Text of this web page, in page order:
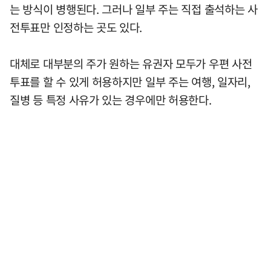
는 방식이 병행된다. 그러나 일부 주는 직접 출석하는 사
전투표만 인정하는 곳도 있다.
대체로 대부분의 주가 원하는 유권자 모두가 우편 사전
투표를 할 수 있게 허용하지만 일부 주는 여행, 일자리,
질병 등 특정 사유가 있는 경우에만 허용한다.